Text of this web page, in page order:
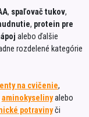
, spaľovač tukov,
, protein pre
alebo ďalšie
rozdelené kategórie
na cvičenie,
aminokyselinyalebo
potravinyči